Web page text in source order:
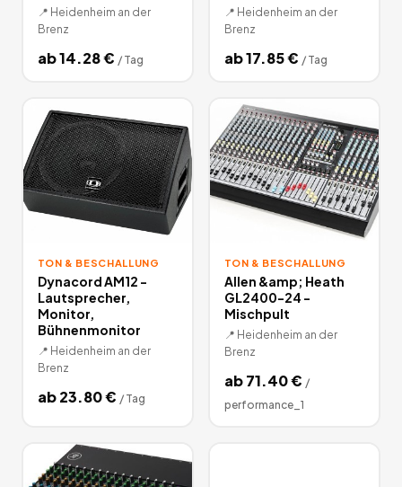
📍 Heidenheim an der
Brenz
ab14.28€ / Tag
📍 Heidenheim an der
Brenz
ab17.85€ / Tag
TON & BESCHALLUNG
Dynacord AM12 -
Lautsprecher,
Monitor,
Bühnenmonitor
📍 Heidenheim an der
Brenz
ab23.80€ / Tag
TON & BESCHALLUNG
Allen &amp; Heath
GL2400-24 -
Mischpult
📍 Heidenheim an der
Brenz
ab71.40€ /
performance_1